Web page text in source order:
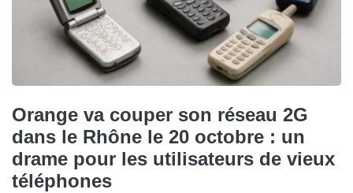
Orange va couper son réseau 2G
dans le Rhône le 20 octobre : un
drame pour les utilisateurs de vieux
téléphones